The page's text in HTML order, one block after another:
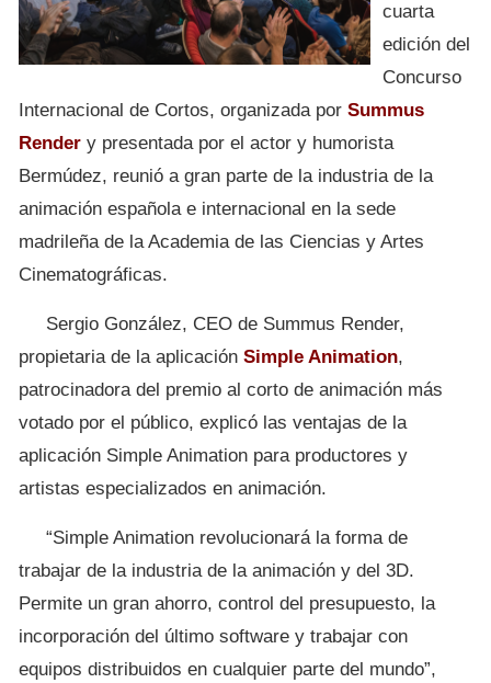
cuarta
edición del
Concurso
Internacional de Cortos, organizada por Summus
Render y presentada por el actor y humorista
Bermúdez, reunió a gran parte de la industria de la
animación española e internacional en la sede
madrileña de la Academia de las Ciencias y Artes
Cinematográficas.
Sergio González, CEO de Summus Render,
propietaria de la aplicación Simple Animation,
patrocinadora del premio al corto de animación más
votado por el público, explicó las ventajas de la
aplicación Simple Animation para productores y
artistas especializados en animación.
“Simple Animation revolucionará la forma de
trabajar de la industria de la animación y del 3D.
Permite un gran ahorro, control del presupuesto, la
incorporación del último software y trabajar con
equipos distribuidos en cualquier parte del mundo”,